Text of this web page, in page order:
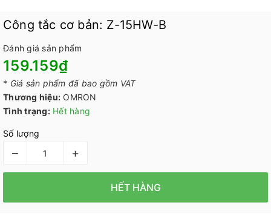
Công tắc cơ bản: Z-15HW-B
Đánh giá sản phẩm
159.159₫
* Giá sản phẩm đã bao gồm VAT
Thương hiệu: OMRON
Tình trạng: Hết hàng
Số lượng
– +
HẾT HÀNG